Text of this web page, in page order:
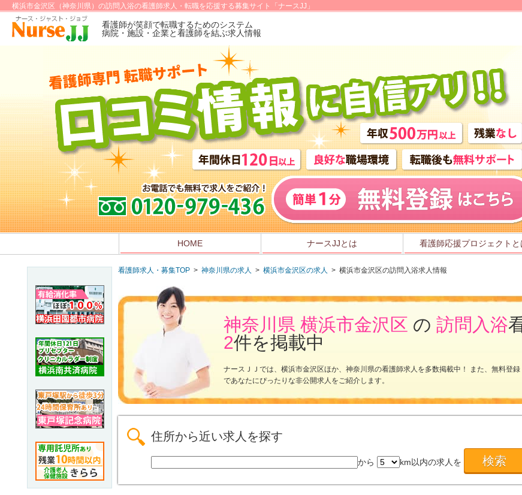
横浜市金沢区（神奈川県）の訪問入浴の看護師求人・転職を応援する募集サイト「ナースJJ」
看護師が笑顔で転職するためのシステム
病院・施設・企業と看護師を結ぶ求人情報
HOME ナースJJとは 看護師応援プロジェクトと
看護師求人・募集TOP > 神奈川県の求人 > 横浜市金沢区の求人 > 横浜市金沢区の訪問入浴求人情報
神奈川県 横浜市金沢区 の 訪問入浴
2件を掲載中
ナースＪＪでは、横浜市金沢区ほか、神奈川県の看護師求人を多数掲載中！ また、無料登録
であなたにぴったりな非公開求人をご紹介します。
住所から近い求人を探す
から km以内の求人を